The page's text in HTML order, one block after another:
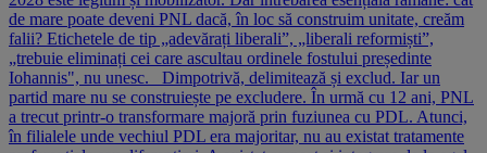
de mare poate deveni PNL dacă, în loc să construim unitate, creăm
falii? Etichetele de tip „adevărați liberali”, „liberali reformiști”,
„trebuie eliminați cei care ascultau ordinele fostului președinte
Iohannis", nu unesc. Dimpotrivă, delimitează și exclud. Iar un
partid mare nu se construiește pe excludere. În urmă cu 12 ani, PNL
a trecut printr-o transformare majoră prin fuziunea cu PDL. Atunci,
în filialele unde vechiul PDL era majoritar, nu au existat tratamente